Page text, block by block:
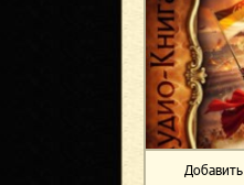
Добавить